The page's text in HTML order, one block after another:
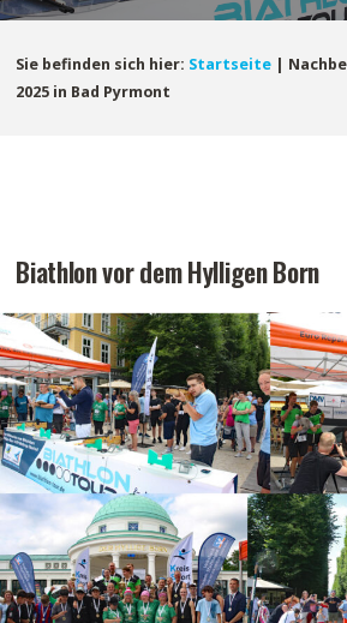
Sie befinden sich hier: Startseite |
2025 in Bad Pyrmont
Biathlon vor dem Hylligen Born